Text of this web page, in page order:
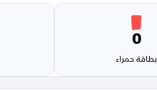
0
بطاقة حمراء